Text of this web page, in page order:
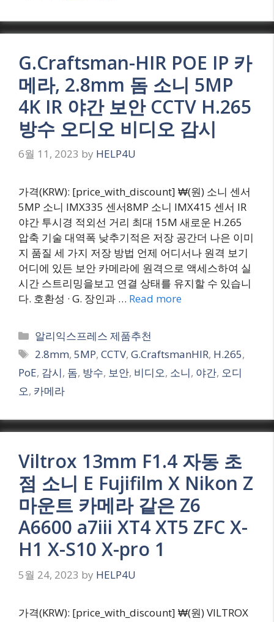
G.Craftsman-HIR POE IP 카
메라, 2.8mm 돔 소니 5MP
4K IR 야간 보안 CCTV H.265
방수 오디오 비디오 감시
6월 11, 2023 by HELP4U
가격(KRW): [price_with_discount] ₩(원) 소니 센서
5MP 소니 IMX335 센서8MP 소니 IMX415 센서 IR
야간 투시경 적외선 거리 최대 15M 새로운 H.265
압축 기술 대역폭 낮추기적은 저장 공간더 나은 이미
지 품질 세 가지 저장 방법 언제 어디서나 원격 보기
어디에 있든 보안 카메라에 원격으로 액세스하여 실
시간 스트리밍을보고 연결 상태를 유지할 수 있습니
다. 호환성 · G. 장인과 … Read more
Categories
알리익스프레스 제품추천
Tags
2.8mm,5MP,CCTV,G.CraftsmanHIR, H.265,
PoE, 감시, 돔, 방수, 보안, 비디오, 소니, 야간, 오디
오, 카메라
Viltrox 13mm F1.4 자동 초
점 소니 E Fujifilm X Nikon Z
마운트 카메라 같은 Z6
A6600 a7iii XT4 XT5 ZFC X-
H1 X-S10 X-pro 1
5월 24, 2023 by HELP4U
가격(KRW): [price_with_discount] ₩(원) VILTROX